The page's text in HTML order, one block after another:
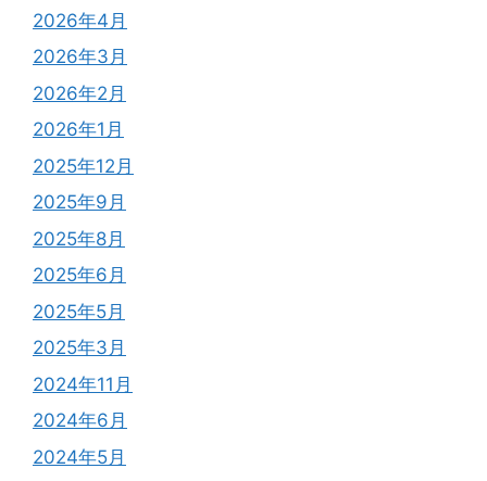
2026年4月
2026年3月
2026年2月
2026年1月
2025年12月
2025年9月
2025年8月
2025年6月
2025年5月
2025年3月
2024年11月
2024年6月
2024年5月